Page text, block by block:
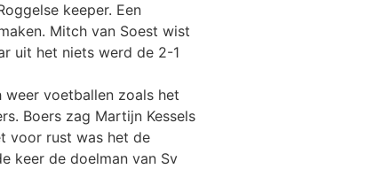
keeper. Een
Mitch van Soest wist
uit het niets werd de 2-1
weer voetballen zoals het
Boers zag Martijn Kessels
voor rust was het de
keer de doelman van Sv